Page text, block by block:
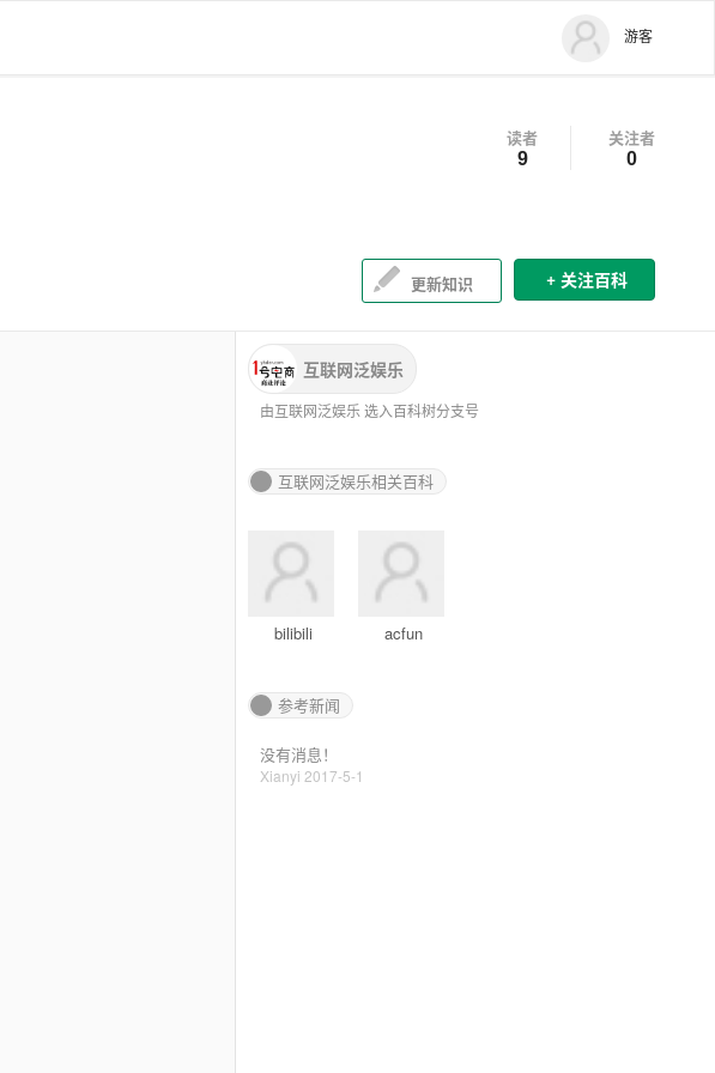
游客
关注者
0
读者
9
更新知识 + 关注百科
互联网泛娱乐
由互联网泛娱乐 选入百科树分支号
互联网泛娱乐相关百科
bilibili acfun
参考新闻
没有消息！
Xianyi 2017-5-1